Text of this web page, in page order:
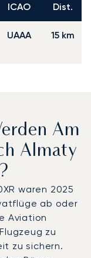
ICAO Dist.
UAAA 15 km
Am
Almaty
waren 2025
ab oder
Aviation
zu
zu sichern.